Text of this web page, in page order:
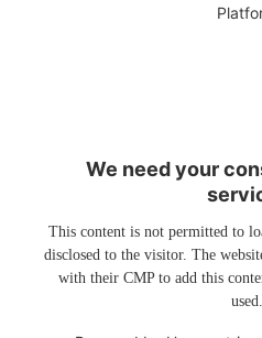
We need your
This content is not permitted to
disclosed to the visitor. The
with their CMP to add this
used.